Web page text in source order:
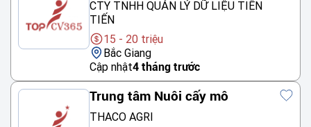
CTY TNHH QUẢN LÝ DỮ LIỆU TIÊN
TIẾN
15 - 20 triệu
Bắc Giang
Cập nhật4 tháng trước
Trung tâm Nuôi cấy mô
THACO AGRI